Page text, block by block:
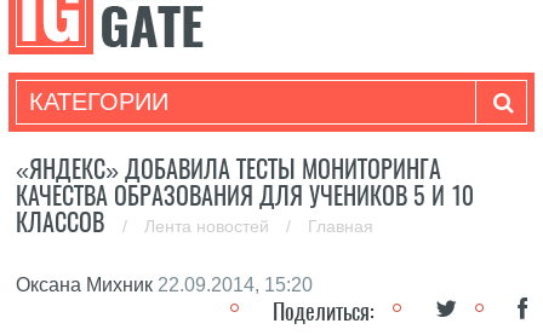
КАТЕГОРИИ
«ЯНДЕКС» ДОБАВИЛА ТЕСТЫ МОНИТОРИНГА
КАЧЕСТВА ОБРАЗОВАНИЯ ДЛЯ УЧЕНИКОВ 5 И 10
КЛАССОВ
/ Лента новостей / Главная
Оксана Михник 22.09.2014, 15:20
Поделиться: